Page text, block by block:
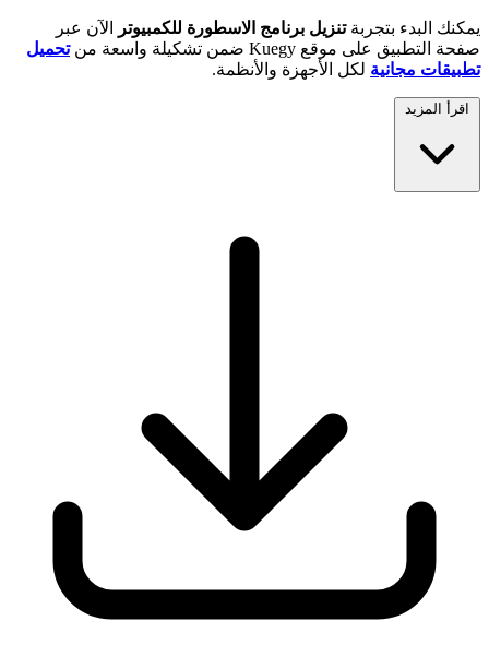
يمكنك البدء بتجربةتنزيل برنامج الاسطورة للكمبيوتر
الآن عبر
صفحة التطبيق على موقع Kuegy ضمن تشكيلة واسعة من
تحميل
تطبيقات مجانية لكل الأجهزة والأنظمة.
اقرأ المزيد